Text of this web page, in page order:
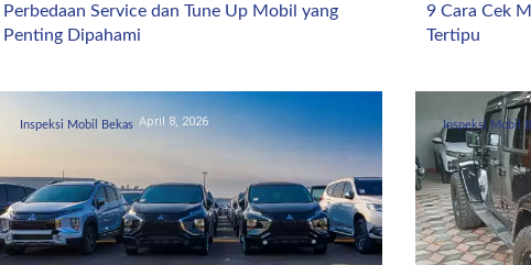
Perbedaan Service dan Tune Up Mobil yang
Penting Dipahami
9 Cara Cek
Tertipu
Inspeksi Mobil Bekas April 8, 2026 Inspeksi Mobil